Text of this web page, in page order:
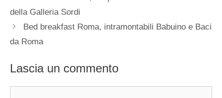
della Galleria Sordi
Bed breakfast Roma, intramontabili Babuino e Baci
da Roma
Lascia un commento